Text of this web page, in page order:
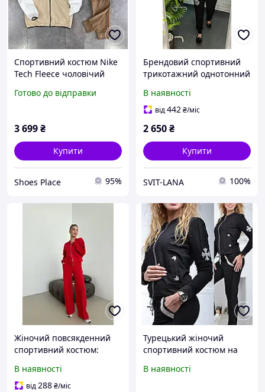
Спортивний костюм Nike
Tech Fleece чоловічий
штани весна осінь
Готово до відправки
3 699₴
Купити
Shoes Place 95%
Брендовий спортивний
трикотажний однотонний
камінням Туреччина,
турецький костюм весна
В наявності
від442₴/міс
2 650₴
Купити
SVIT-LANA 100%
Жіночий повсякденний
спортивний костюм:
палаццо бавовняна
тринитка петля хс-с, м, л
В наявності
від288₴/міс
Турецький жіночий
спортивний костюм на
брендовий зі стразами
В наявності